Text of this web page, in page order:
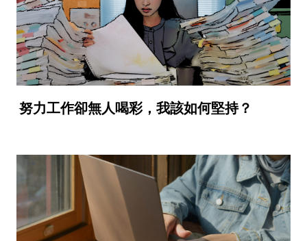
努力工作卻無人喝彩，我該如何堅持？